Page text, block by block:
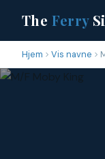
The Ferry
Hjem Vis navne